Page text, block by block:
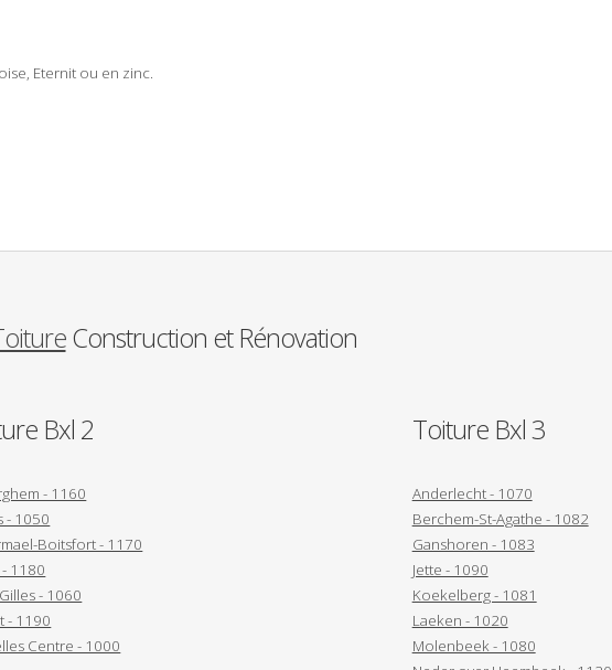
, Eternit ou en zinc.
Construction et Rénovation
Bxl 2
- 1160
- 1050
Boitsfort - 1170
1180
- 1060
- 1190
Centre - 1000
Toiture Bxl 3
Anderlecht - 1070
Berchem-St-Agathe - 1082
Ganshoren - 1083
Jette - 1090
Koekelberg - 1081
Laeken - 1020
Molenbeek - 1080